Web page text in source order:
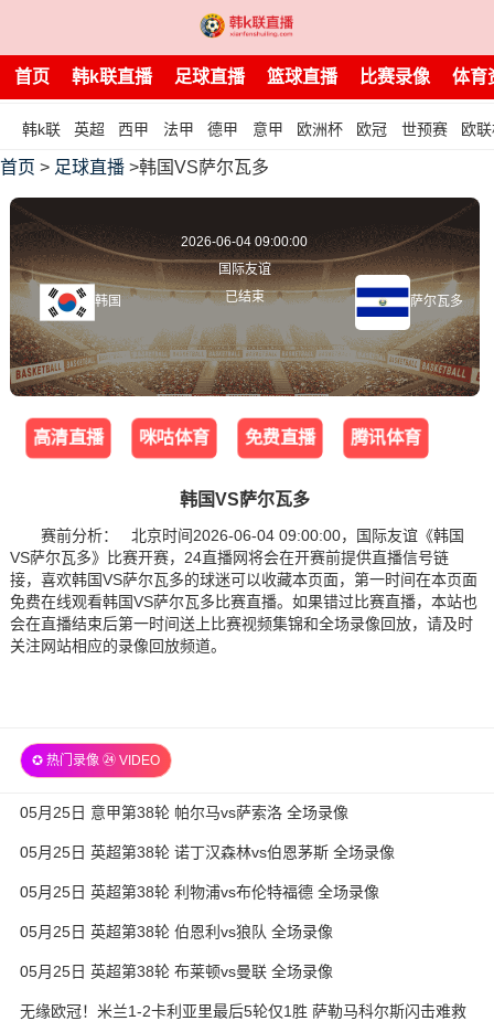
首页 韩k联直播 足球直播 篮球直播 比赛录像 体育
韩k联 英超 西甲 法甲 德甲 意甲 欧洲杯 欧冠 世预赛 欧
首页 > 足球直播 >韩国VS萨尔瓦多
韩国
2026-06-04 09:00:00
国际友谊
已结束
萨尔瓦多
高清直播 咪咕体育 免费直播 腾讯体育
韩国VS萨尔瓦多
赛前分析： 北京时间2026-06-04 09:00:00，国际友谊《韩国
VS萨尔瓦多》比赛开赛，24直播网将会在开赛前提供直播信号链
接，喜欢韩国VS萨尔瓦多的球迷可以收藏本页面，第一时间在本页面
免费在线观看韩国VS萨尔瓦多比赛直播。如果错过比赛直播，本站也
会在直播结束后第一时间送上比赛视频集锦和全场录像回放，请及时
关注网站相应的录像回放频道。
✪ 热门录像 ㉔ VIDEO
05月25日 意甲第38轮 帕尔马vs萨索洛 全场录像
05月25日 英超第38轮 诺丁汉森林vs伯恩茅斯 全场录像
05月25日 英超第38轮 利物浦vs布伦特福德 全场录像
05月25日 英超第38轮 伯恩利vs狼队 全场录像
05月25日 英超第38轮 布莱顿vs曼联 全场录像
无缘欧冠！米兰1-2卡利亚里最后5轮仅1胜 萨勒马科尔斯闪击难救